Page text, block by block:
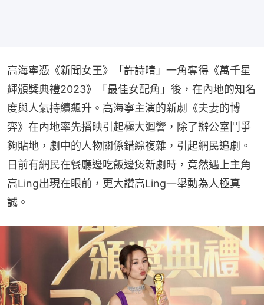
高海寧憑《新聞女王》「許詩晴」一角奪得《萬千星
輝頒獎典禮2023》「最佳女配角」後，在內地的知名
度與人氣持續飆升。高海寧主演的新劇《夫妻的博
弈》在內地率先播映引起極大迴響，除了辦公室鬥爭
夠貼地，劇中的人物關係錯綜複雜，引起網民追劇。
日前有網民在餐廳邊吃飯邊煲新劇時，竟然遇上主角
高Ling出現在眼前，更大讚高Ling一舉動為人極真
誠。